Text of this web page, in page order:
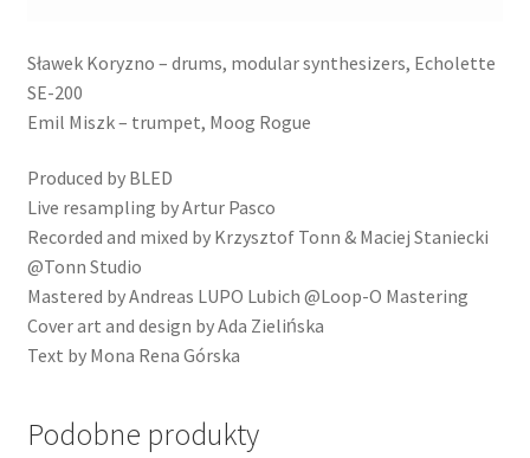
Sławek Koryzno – drums, modular synthesizers, Echolette
SE-200
Emil Miszk – trumpet, Moog Rogue
Produced by BLED
Live resampling by Artur Pasco
Recorded and mixed by Krzysztof Tonn & Maciej Staniecki
@Tonn Studio
Mastered by Andreas LUPO Lubich @Loop-O Mastering
Cover art and design by Ada Zielińska
Text by Mona Rena Górska
Podobne produkty